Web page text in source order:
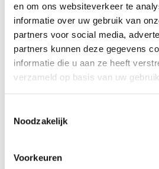
en om ons websiteverkeer te
informatie over uw gebruik van
partners voor social media,
partners kunnen deze gegevens
informatie die u aan ze heeft
verzameld op basis van uw
Noodzakelijk
Voorkeuren
Bekijk de reviews
Officieel ECB-S gecertificeerde
kluis in de klasse 6 / grade VI /
en klasse 60 paper conform NT
brandwering voor papier).
Betrouwbaar & veilig betalen